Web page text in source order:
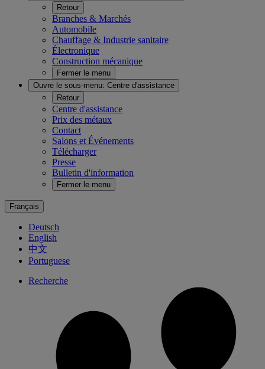
Retour
Branches & Marchés
Automobile
Chauffage & Industrie sanitaire
Électronique
Construction mécanique
Fermer le menu
Ouvre le sous-menu: Centre d'assistance
Retour
Centre d'assistance
Prix des métaux
Contact
Salons et Événements
Télécharger
Presse
Bulletin d'information
Fermer le menu
Français
Deutsch
English
中文
Portuguese
Recherche